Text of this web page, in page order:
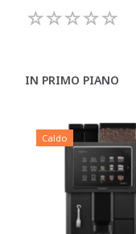
IN PRIMO PIANO
Caldo